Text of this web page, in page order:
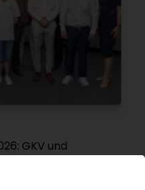
GKV und